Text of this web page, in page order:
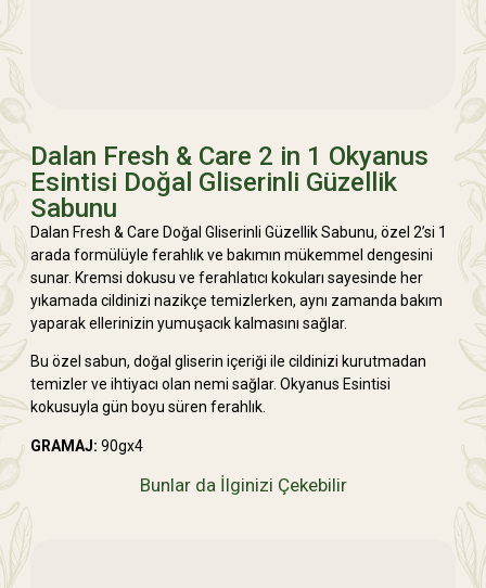
Dalan Fresh & Care 2 in 1 Okyanus
Esintisi Doğal Gliserinli Güzellik
Sabunu
Dalan Fresh & Care Doğal Gliserinli Güzellik Sabunu, özel 2’si 1
arada formülüyle ferahlık ve bakımın mükemmel dengesini
sunar. Kremsi dokusu ve ferahlatıcı kokuları sayesinde her
yıkamada cildinizi nazikçe temizlerken, aynı zamanda bakım
yaparak ellerinizin yumuşacık kalmasını sağlar.
Bu özel sabun, doğal gliserin içeriği ile cildinizi kurutmadan
temizler ve ihtiyacı olan nemi sağlar. Okyanus Esintisi
kokusuyla gün boyu süren ferahlık.
GRAMAJ: 90gx4
Bunlar da İlginizi Çekebilir